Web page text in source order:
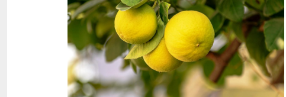
READ MORE